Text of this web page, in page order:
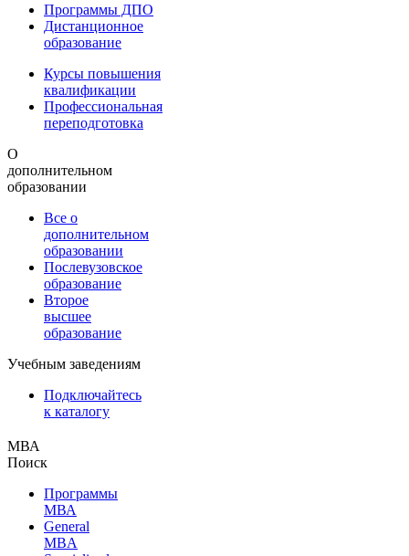
Программы ДПО
Дистанционное
образование
Курсы повышения
квалификации
Профессиональная
переподготовка
О
дополнительном
образовании
Все о
дополнительном
образовании
Послевузовское
образование
Второе
высшее
образование
Учебным заведениям
Подключайтесь
к каталогу
МВА
Поиск
Программы
МВА
General
MBA